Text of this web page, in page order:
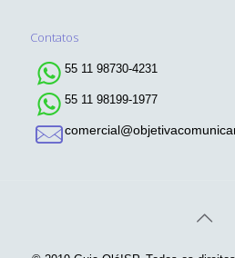
Contatos
55 11 98730-4231
55 11 98199-1977